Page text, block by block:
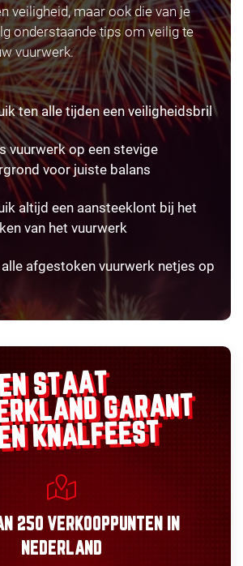
veiligheid, maar ook die van je
onderstaande tips om veilig te
vuurwerk.
ten alle tijden een veiligheidsbril
vuurwerk op een stevige
voor juiste balans
altijd een aansteeklont bij het
van het vuurwerk
alle afgestoken vuurwerk netjes op
STAAT
GARANT
KNALFEEST
250 VERKOOPPUNTEN IN
NEDERLAND